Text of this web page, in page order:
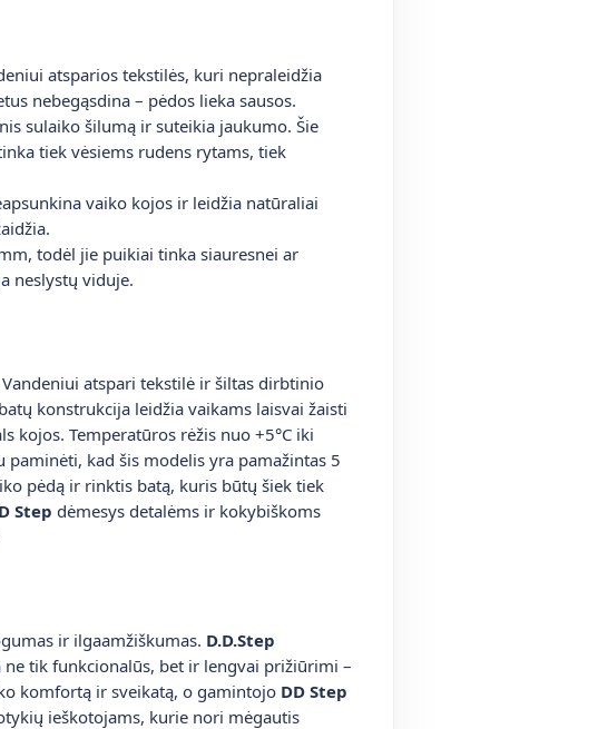
atsparios tekstilės, kuri nepraleidžia
nebegąsdina – pėdos lieka sausos.
sulaiko šilumą ir suteikia jaukumo. Šie
tiek vėsiems rudens rytams, tiek
vaiko kojos ir leidžia natūraliai
todėl jie puikiai tinka siauresnei ar
neslystų viduje.
atspari tekstilė ir šiltas dirbtinio
konstrukcija leidžia vaikams laisvai žaisti
kojos. Temperatūros rėžis nuo +5°C iki
kad šis modelis yra pamažintas 5
pėdą ir rinktis batą, kuris būtų šiek tiek
Step dėmesys detalėms ir kokybiškoms
ir ilgaamžiškumas. D.D.Step
tik funkcionalūs, bet ir lengvai prižiūrimi –
komfortą ir sveikatą, o gamintojo DD Step
ieškotojams, kurie nori mėgautis